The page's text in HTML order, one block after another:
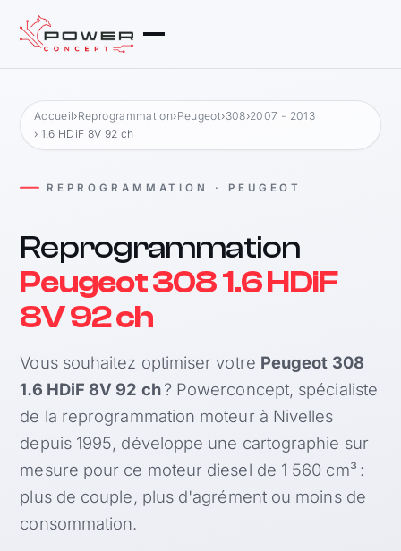
Accueil›Reprogrammation›Peugeot›308›2007 - 2013
› 1.6 HDiF 8V 92 ch
REPROGRAMMATION · PEUGEOT
Reprogrammation
Peugeot 308 1.6 HDiF
8V 92 ch
Vous souhaitez optimiser votre Peugeot 308
1.6 HDiF 8V 92 ch? Powerconcept, spécialiste
de la reprogrammation moteur à Nivelles
depuis 1995, développe une cartographie sur
mesure pour ce moteur diesel de 1 560 cm³ :
plus de couple, plus d'agrément ou moins de
consommation.